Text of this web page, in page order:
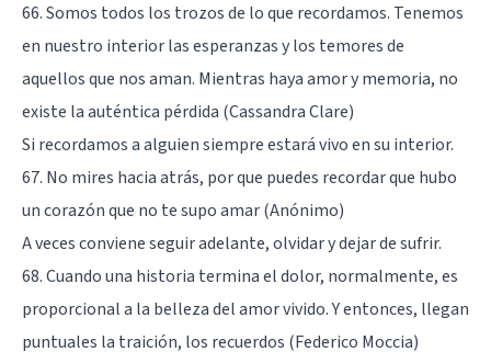
66. Somos todos los trozos de lo que recordamos. Tenemos
en nuestro interior las esperanzas y los temores de
aquellos que nos aman. Mientras haya amor y memoria, no
existe la auténtica pérdida (Cassandra Clare)
Si recordamos a alguien siempre estará vivo en su interior.
67. No mires hacia atrás, por que puedes recordar que hubo
un corazón que no te supo amar (Anónimo)
A veces conviene seguir adelante, olvidar y dejar de sufrir.
68. Cuando una historia termina el dolor, normalmente, es
proporcional a la belleza del amor vivido. Y entonces, llegan
puntuales la traición, los recuerdos (Federico Moccia)